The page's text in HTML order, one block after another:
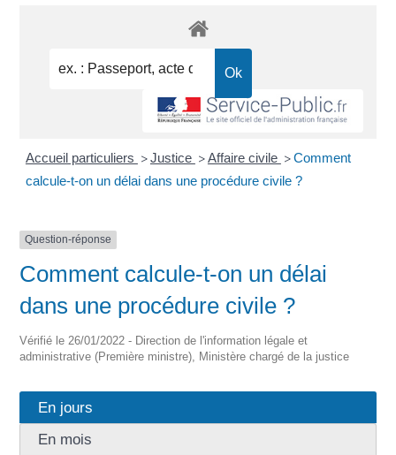
Accueil particuliers >Justice >Affaire civile >Comment
calcule-t-on un délai dans une procédure civile ?
Question-réponse
Comment calcule-t-on un délai
dans une procédure civile ?
Vérifié le 26/01/2022 - Direction de l'information légale et
administrative (Première ministre), Ministère chargé de la justice
En jours
En mois